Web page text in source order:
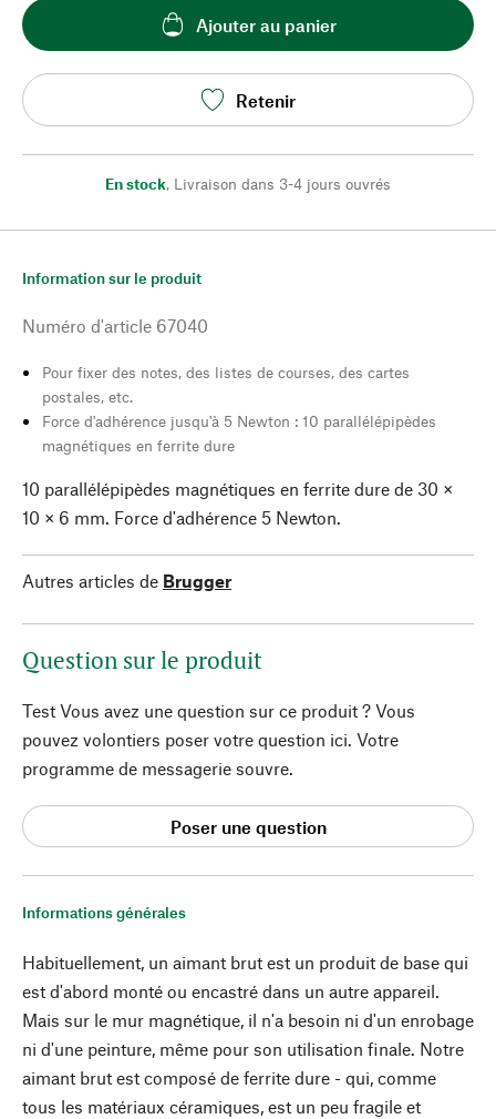
Ajouter au panier
Retenir
En stock, Livraison dans 3-4 jours ouvrés
Informations générales
Habituellement, un aimant brut est un produit de base qui
est d'abord monté ou encastré dans un autre appareil.
Mais sur le mur magnétique, il n'a besoin ni d'un enrobage
ni d'une peinture, même pour son utilisation finale. Notre
aimant brut est composé de ferrite dure - qui, comme
tous les matériaux céramiques, est un peu fragile et
Information sur le produit
Numéro d'article 67040
Pour fixer des notes, des listes de courses, des cartes
postales, etc.
Force d'adhérence jusqu'à 5 Newton : 10 parallélépipèdes
magnétiques en ferrite dure
10 parallélépipèdes magnétiques en ferrite dure de 30 ×
10 × 6 mm. Force d'adhérence 5 Newton.
Autres articles de Brugger
Question sur le produit
Test Vous avez une question sur ce produit ? Vous
pouvez volontiers poser votre question ici. Votre
programme de messagerie souvre.
Poser une question